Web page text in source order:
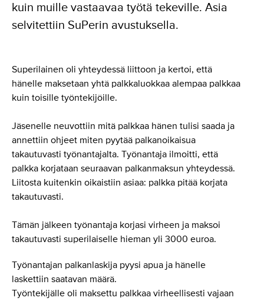
kuin muille vastaavaa työtä tekeville. Asia
selvitettiin SuPerin avustuksella.
Superilainen oli yhteydessä liittoon ja kertoi, että
hänelle maksetaan yhtä palkkaluokkaa alempaa palkkaa
kuin toisille työntekijöille.
Jäsenelle neuvottiin mitä palkkaa hänen tulisi saada ja
annettiin ohjeet miten pyytää palkanoikaisua
takautuvasti työnantajalta. Työnantaja ilmoitti, että
palkka korjataan seuraavan palkanmaksun yhteydessä.
Liitosta kuitenkin oikaistiin asiaa: palkka pitää korjata
takautuvasti.
Tämän jälkeen työnantaja korjasi virheen ja maksoi
takautuvasti superilaiselle hieman yli 3000 euroa.
Työnantajan palkanlaskija pyysi apua ja hänelle
laskettiin saatavan määrä.
Työntekijälle oli maksettu palkkaa virheellisesti vajaan